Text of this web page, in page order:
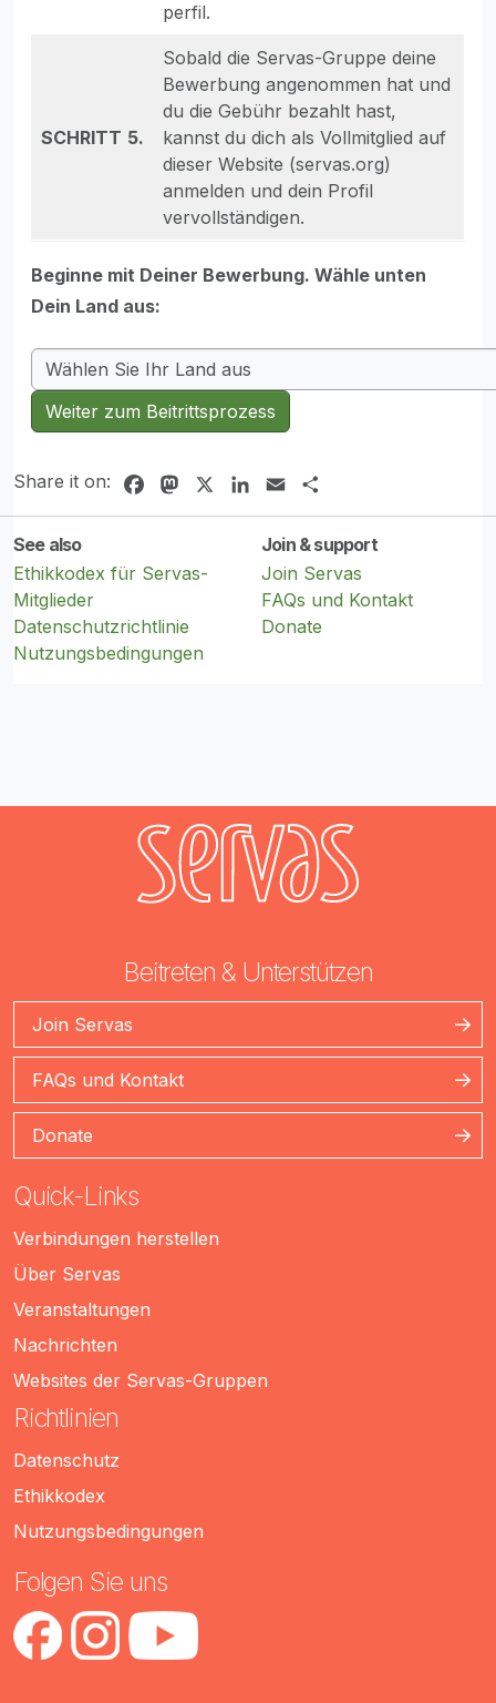
perfil.
SCHRITT 5.
Sobald die Servas-Gruppe deine
Bewerbung angenommen hat und
du die Gebühr bezahlt hast,
kannst du dich als Vollmitglied auf
dieser Website (servas.org)
anmelden und dein Profil
vervollständigen.
Beginne mit Deiner Bewerbung. Wähle unten
Dein Land aus:
Weiter zum Beitrittsprozess
Share it on: FacebookMastodonLinkedIn
Email
See also
Ethikkodex für Servas-
Mitglieder
Datenschutzrichtlinie
Nutzungsbedingungen
Join & support
Join Servas
FAQs und Kontakt
Donate
Beitreten & Unterstützen
Join Servas
FAQs und Kontakt
Donate
Quick-Links
Verbindungen herstellen
Über Servas
Veranstaltungen
Nachrichten
Websites der Servas-Gruppen
Richtlinien
Datenschutz
Ethikkodex
Nutzungsbedingungen
Folgen Sie uns